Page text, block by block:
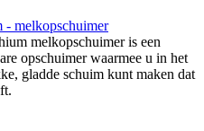
- melkopschuimer
melkopschuimer is een
opschuimer waarmee u in het
gladde schuim kunt maken dat